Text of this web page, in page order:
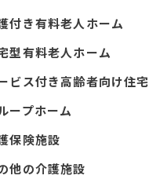
付き有料老人ホーム
型有料老人ホーム
ビス付き高齢者向け住宅
ープホーム
保険施設
他の介護施設